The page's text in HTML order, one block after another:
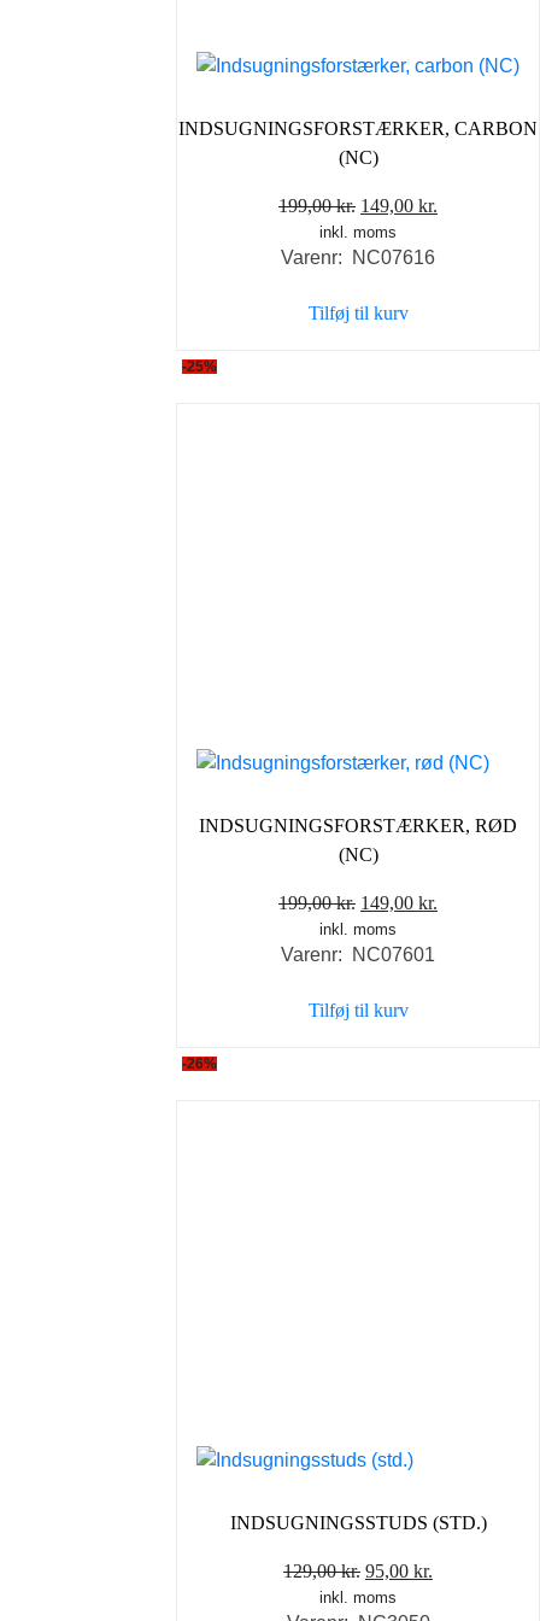
INDSUGNINGSFORSTÆRKER, CARBON
(NC)
199,00kr. Den
oprindelige
pris
199,00 kr..
149,00 kr.
inkl. moms
Varenr: NC07616
Tilføj til kurv
-25%
INDSUGNINGSFORSTÆRKER, RØD
(NC)
199,00kr. Den
oprindelige
pris
199,00 kr..
149,00 kr.
inkl. moms
Varenr: NC07601
Tilføj til kurv
-26%
INDSUGNINGSSTUDS (STD.)
129,00kr. Den
oprindelige
95,00 kr.
inkl. moms